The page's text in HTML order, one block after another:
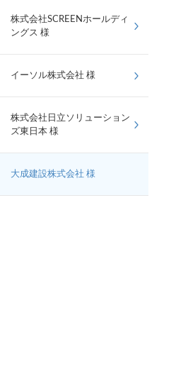
株式会社SCREENホールディ
ングス 様
イーソル株式会社 様
株式会社日立ソリューション
ズ東日本 様
大成建設株式会社 様